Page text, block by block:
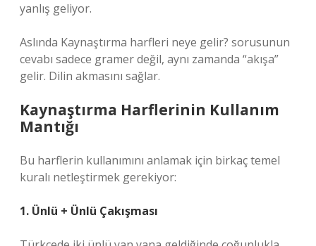
yanlış geliyor.
Aslında Kaynaştırma harfleri neye gelir? sorusunun
cevabı sadece gramer değil, aynı zamanda “akışa”
gelir. Dilin akmasını sağlar.
Kaynaştırma Harflerinin Kullanım
Mantığı
Bu harflerin kullanımını anlamak için birkaç temel
kuralı netleştirmek gerekiyor:
1. Ünlü + Ünlü Çakışması